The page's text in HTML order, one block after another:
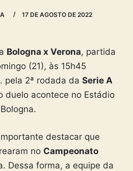
17 DE AGOSTO DE 2022
Bologna x Verona, partida
(21), às 15h45
pela 2ª rodada da Serie A
duelo acontece no Estádio
destacar que
no Campeonato
Dessa forma, a equipe da